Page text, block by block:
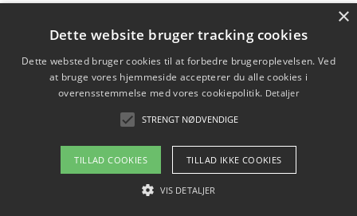
Sådan får du hjælp til en hjemmeside uden binding
Copyright 2026 - Pilanto Aps
Om / kontakt
Blog Betingelser
×
Dette website bruger tracking cookies
Dette websted bruger cookies til at forbedre brugeroplevelsen. Ved
at bruge vores hjemmeside accepterer du alle cookies i
overensstemmelse med vores cookiepolitik. Detaljer
STRENGT NØDVENDIGE
TILLAD COOKIES TILLAD IKKE COOKIES
VIS DETALJER